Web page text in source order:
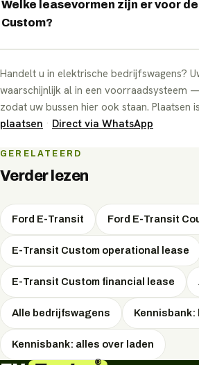
per maand. Het exacte
looptijd, het jaarkilometrage, een
maandprijs — gratis, via WhatsApp.
Welke leasevormen zijn er voor
Custom?
leasevormen: Operational Lease,
private lease betaalt u als particulier
maandbedrag; operational en
vormen met fiscale voordelen. Welke
is, hangt af van uw situatie —
onafhankelijk en onderhandelt de
Handelt u in elektrische bedrijfswagens?
waarschijnlijk al in een voorraadsysteem
zodat uw bussen hier ook staan. Plaatsen
plaatsen · Direct via WhatsApp
GERELATEERD
Verder lezen
Ford E-Transit Ford E-Transit
E-Transit Custom operational lease
E-Transit Custom financial lease
Alle bedrijfswagens Kennisbank:
Kennisbank: alles over laden
®